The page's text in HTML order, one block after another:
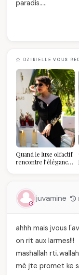
paradis…..
DZIRIELLE VOUS
Quand le luxe olfactif
rencontre l’élégance
temps
juvamine
ahhh mais jvous
on rit aux larmes!!!
mashallah
mé jte promet ke